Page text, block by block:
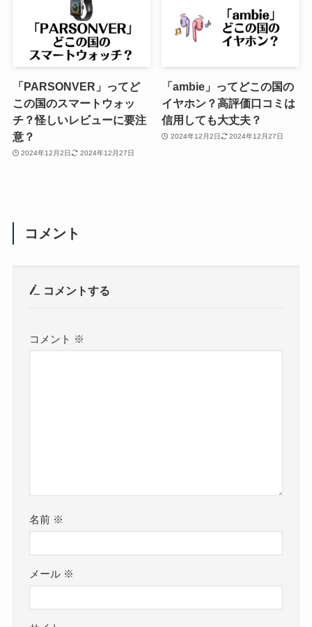
「PARSONVER」ってど
この国のスマートウォッ
チ？怪しいレビューに要注
意？
2024年12月2日 2024年12月27日
「ambie」ってどこの国の
イヤホン？高評価口コミは
信用しても大丈夫？
2024年12月2日 2024年12月27日
コメント
コメントする
コメント ※
名前 ※
メール ※